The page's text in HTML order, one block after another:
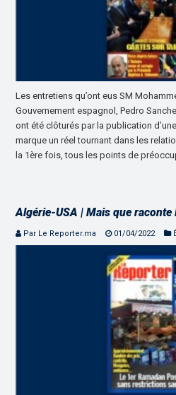
Les entretiens qu’ont eus SM
Gouvernement espagnol, Pedro
ont été clôturés par la publication
marque un réel tournant dans les
la 1ère fois, tous les points de
Algérie-USA | Mais que
Par Le Reporter.ma 01/04/2022